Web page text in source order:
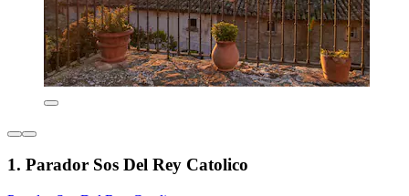
1. Parador Sos Del Rey Catolico